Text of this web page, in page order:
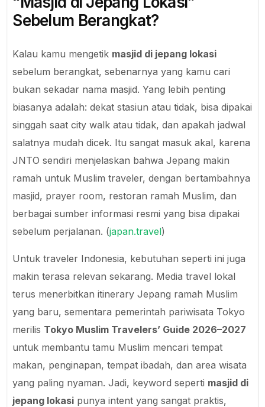
Sebelum Berangkat?
Kalau kamu mengetik masjid di jepang lokasi
sebelum berangkat, sebenarnya yang kamu cari
bukan sekadar nama masjid. Yang lebih penting
biasanya adalah: dekat stasiun atau tidak, bisa dipakai
singgah saat city walk atau tidak, dan apakah jadwal
salatnya mudah dicek. Itu sangat masuk akal, karena
JNTO sendiri menjelaskan bahwa Jepang makin
ramah untuk Muslim traveler, dengan bertambahnya
masjid, prayer room, restoran ramah Muslim, dan
berbagai sumber informasi resmi yang bisa dipakai
sebelum perjalanan. (japan.travel)
Untuk traveler Indonesia, kebutuhan seperti ini juga
makin terasa relevan sekarang. Media travel lokal
terus menerbitkan itinerary Jepang ramah Muslim
yang baru, sementara pemerintah pariwisata Tokyo
merilis Tokyo Muslim Travelers’ Guide 2026–2027
untuk membantu tamu Muslim mencari tempat
makan, penginapan, tempat ibadah, dan area wisata
yang paling nyaman. Jadi, keyword seperti masjid di
jepang lokasi punya intent yang sangat praktis,